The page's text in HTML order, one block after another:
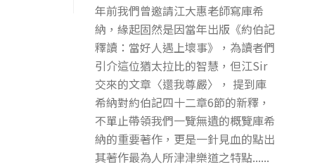
年前我們曾邀請江大惠老師寫庫希
納，緣起固然是因當年出版《約伯記
釋讀：當好人遇上壞事》，為讀者們
引介這位猶太拉比的智慧，但江Sir
交來的文章〈還我尊嚴〉， 提到庫
希納對約伯記四十二章6節的新釋，
不單止帶領我們一覽無遺的概覽庫希
納的重要著作，更是一針見血的點出
其著作最為人所津津樂道之特點......